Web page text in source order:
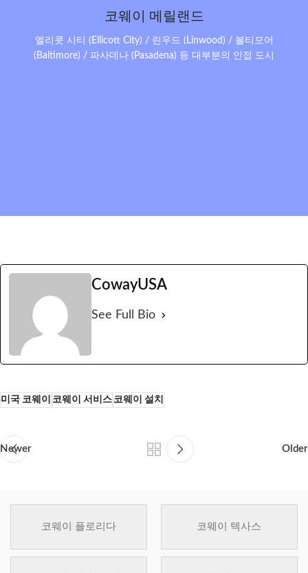
코웨이 메릴랜드
엘리콧 시티 (Ellicott City) / 린우드 (Linwood) / 볼티모어
(Baltimore) / 파사데나 (Pasadena) 등 대부분의 인접 도시
CowayUSA
See Full Bio
미국 코웨이 코웨이 서비스코웨이 설치
Newer Older
코웨이 플로리다 코웨이 텍사스